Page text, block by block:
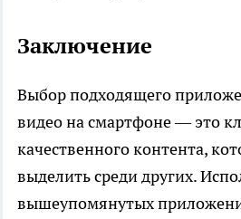
Заключение
Выбор подходящего
видео на смартфоне — это
качественного контента,
выделить среди других.
вышеупомянутых